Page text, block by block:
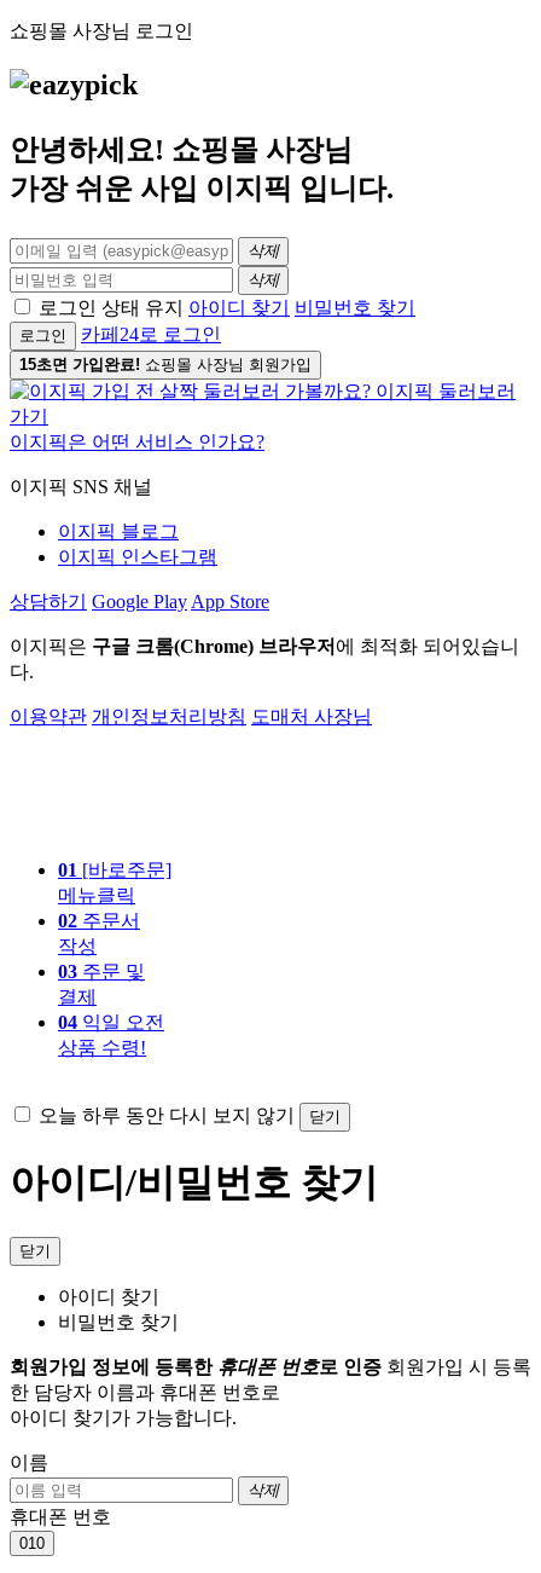
쇼핑몰 사장님 로그인
안녕하세요! 쇼핑몰 사장님
가장 쉬운 사입 이지픽 입니다.
삭제
삭제
로그인 상태 유지 아이디 찾기 비밀번호 찾기
로그인 카페24로 로그인
15초면 가입완료! 쇼핑몰 사장님 회원가입
이지픽은 어떤 서비스 인가요?
이지픽 SNS 채널
이지픽 블로그
이지픽 인스타그램
상담하기 Google Play App Store
이지픽은 구글 크롬(Chrome) 브라우저 에 최적화 되어있습니
다.
이용약관 개인정보처리방침 도매처 사장님
01 [바로주문]
메뉴클릭
02 주문서
작성
03 주문 및
결제
04 익일 오전
상품 수령!
오늘 하루 동안 다시 보지 않기 닫기
아이디/비밀번호 찾기
닫기
아이디 찾기
비밀번호 찾기
회원가입 정보에 등록한 휴대폰 번호로 인증 회원가입 시 등록
한 담당자 이름과 휴대폰 번호로
아이디 찾기가 가능합니다.
이름
삭제
휴대폰 번호
010